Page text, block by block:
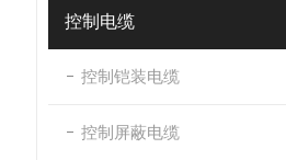
控制电缆
控制铠装电缆
控制屏蔽电缆